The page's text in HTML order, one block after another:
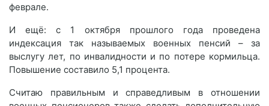
феврале.
И ещё: с 1 октября прошлого года проведена
индексация так называемых военных пенсий – за
выслугу лет, по инвалидности и по потере кормильца.
Повышение составило 5,1 процента.
Считаю правильным и справедливым в отношении